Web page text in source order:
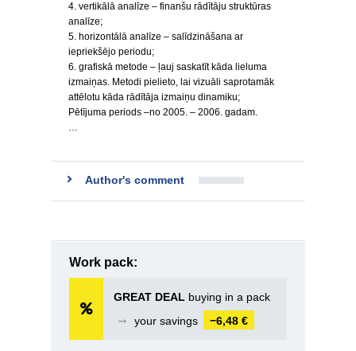
4. vertikālā analīze – finanšu rādītāju struktūras
analīze;
5. horizontālā analīze – salīdzināšana ar
iepriekšējo periodu;
6. grafiskā metode – ļauj saskatīt kāda lieluma
izmaiņas. Metodi pielieto, lai vizuāli saprotamāk
attēlotu kāda rādītāja izmaiņu dinamiku;
Pētījuma periods –no 2005. – 2006. gadam.
…
Author's comment
Work pack:
GREAT DEAL buying in a pack
➞
your savings −6,48 €